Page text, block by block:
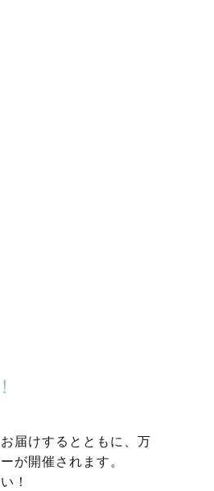
届けするとともに、万
が開催されます。
！